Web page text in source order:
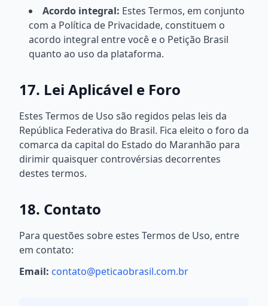
Acordo integral: Estes Termos, em conjunto
com a Política de Privacidade, constituem o
acordo integral entre você e o Petição Brasil
quanto ao uso da plataforma.
17. Lei Aplicável e Foro
Estes Termos de Uso são regidos pelas leis da
República Federativa do Brasil. Fica eleito o foro da
comarca da capital do Estado do Maranhão para
dirimir quaisquer controvérsias decorrentes
destes termos.
18. Contato
Para questões sobre estes Termos de Uso, entre
em contato:
Email: contato@peticaobrasil.com.br